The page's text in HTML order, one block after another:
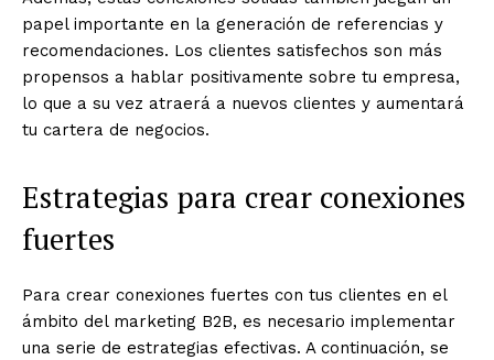
papel importante en la generación de referencias y
recomendaciones. Los clientes satisfechos son más
propensos a hablar positivamente sobre tu empresa,
lo que a su vez atraerá a nuevos clientes y aumentará
tu cartera de negocios.
Estrategias para crear conexiones
fuertes
Para crear conexiones fuertes con tus clientes en el
ámbito del marketing B2B, es necesario implementar
una serie de estrategias efectivas. A continuación, se